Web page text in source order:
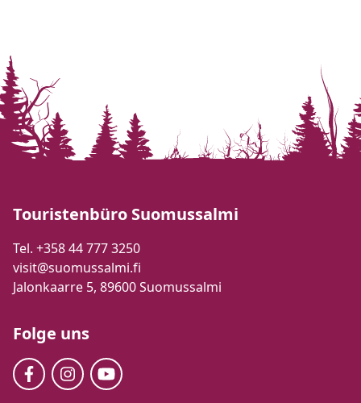
Touristenbüro Suomussalmi
Tel. +358 44 777 3250
visit@suomussalmi.fi
Jalonkaarre 5, 89600 Suomussalmi
Folge uns